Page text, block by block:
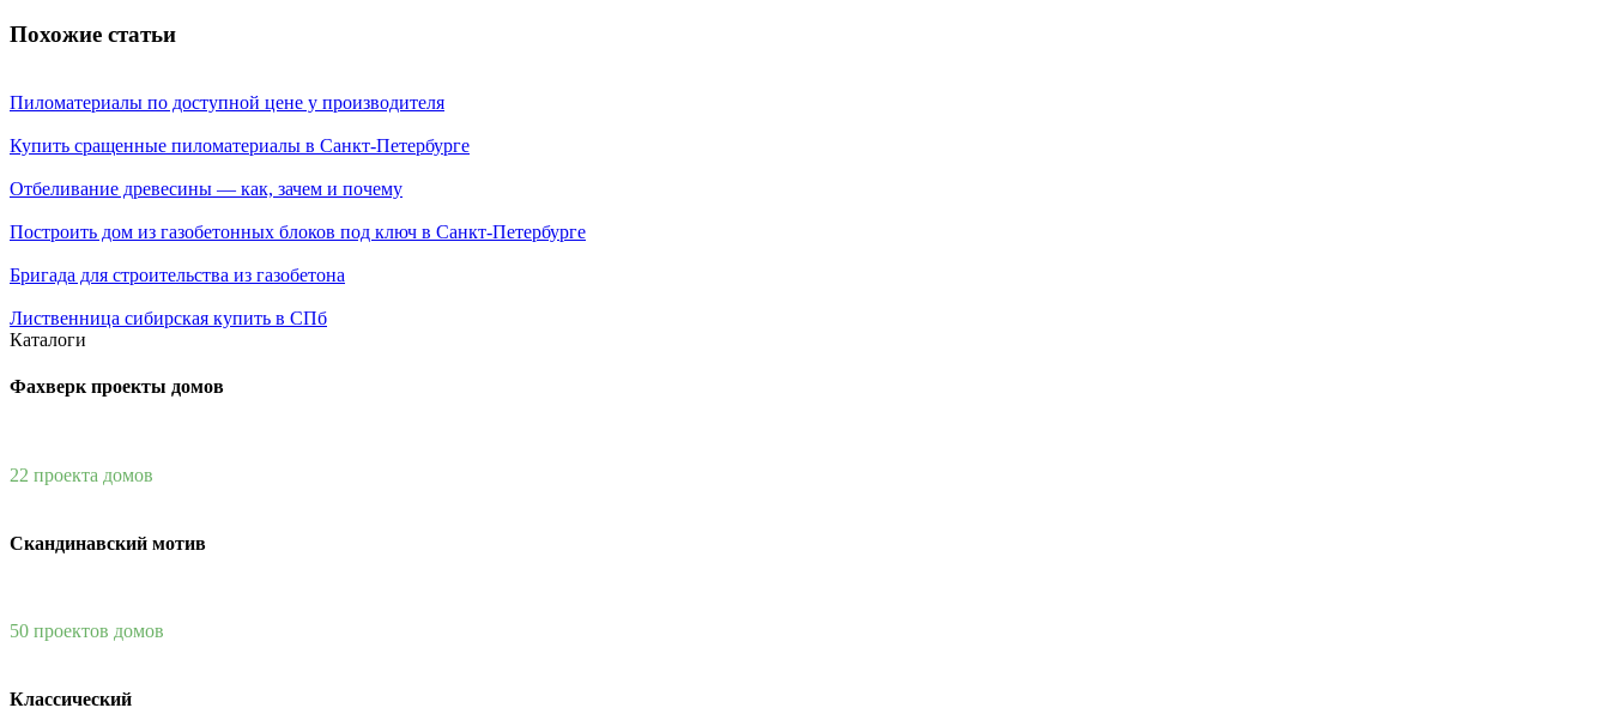
Похожие статьи
Пиломатериалы по доступной цене у производителя
Купить сращенные пиломатериалы в Санкт-Петербурге
Отбеливание древесины — как, зачем и почему
Построить дом из газобетонных блоков под ключ в Санкт-Петербурге
Бригада для строительства из газобетона
Лиственница сибирская купить в СПб
Каталоги
Фахверк проекты домов
22 проекта домов
Скандинавский мотив
50 проектов домов
Классический